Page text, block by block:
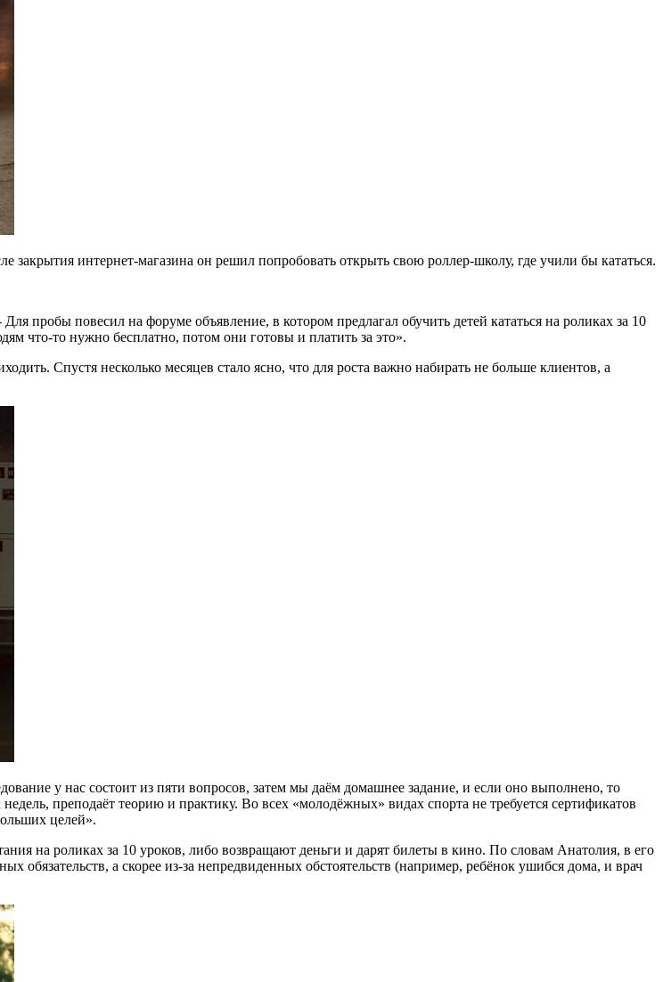
закрытия интернет-магазина он решил попробовать открыть свою роллер-школу, где учили бы кататься.
пробы повесил на форуме объявление, в котором предлагал обучить детей кататься на роликах за 10
что-то нужно бесплатно, потом они готовы и платить за это».
Спустя несколько месяцев стало ясно, что для роста важно набирать не больше клиентов, а
у нас состоит из пяти вопросов, затем мы даём домашнее задание, и если оно выполнено, то
преподаёт теорию и практику. Во всех «молодёжных» видах спорта не требуется сертификатов
целей».
на роликах за 10 уроков, либо возвращают деньги и дарят билеты в кино. По словам Анатолия, в его
обязательств, а скорее из-за непредвиденных обстоятельств (например, ребёнок ушибся дома, и врач